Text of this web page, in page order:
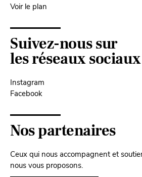
Voir le plan
Suivez-nous sur
les réseaux sociaux
Instagram
Facebook
Nos partenaires
Ceux qui nous accompagnent et
nous vous proposons.